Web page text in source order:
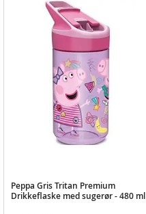
Peppa Gris Tritan Premium
Drikkeflaske med sugerør - 480 ml